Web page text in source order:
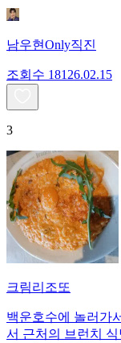
남우현Only직진
조회수 181 26.02.15
3
크림리조또
백운호수에 놀러가
서 근처의 브런치